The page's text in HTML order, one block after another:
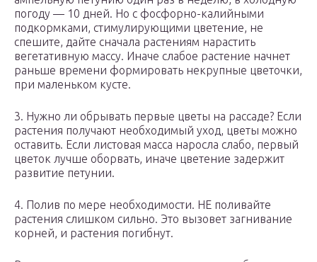
погоду — 10 дней. Но с фосфорно-калийными
подкормками, стимулирующими цветение, не
спешите, дайте сначала растениям нарастить
вегетативную массу. Иначе слабое растение начнет
раньше времени формировать некрупные цветочки,
при маленьком кусте.
3. Нужно ли обрывать первые цветы на рассаде? Если
растения получают необходимый уход, цветы можно
оставить. Если листовая масса наросла слабо, первый
цветок лучше оборвать, иначе цветение задержит
развитие петунии. ⠀
4. Полив по мере необходимости. НЕ поливайте
растения слишком сильно. Это вызовет загнивание
корней, и растения погибнут.